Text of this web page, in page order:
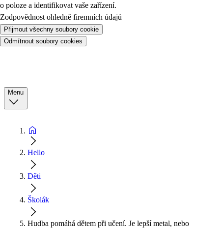
o poloze a identifikovat vaše zařízení.
Zodpovědnost ohledně firemních údajů
Přijmout všechny soubory cookie
Odmítnout soubory cookies
Menu
Hello
Děti
Školák
Hudba pomáhá dětem při učení. Je lepší metal, nebo